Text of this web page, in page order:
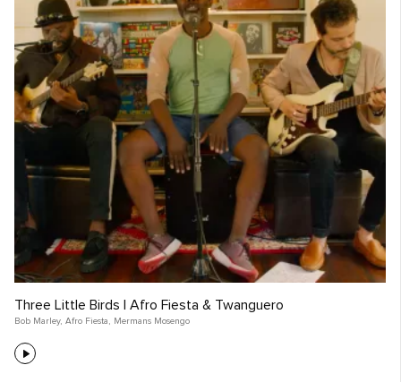
Three Little Birds | Afro Fiesta & Twanguero
Bob Marley, Afro Fiesta , Mermans Mosengo